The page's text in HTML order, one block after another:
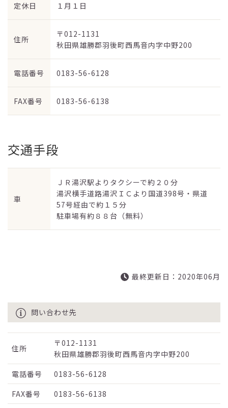
定休日 １月１日
住所
〒012-1131
秋田県雄勝郡羽後町西馬音内字中野200
電話番号 0183-56-6128
FAX番号 0183-56-6138
交通手段
車
ＪＲ湯沢駅よりタクシーで約２０分
湯沢横手道路湯沢ＩＣより国道398号・県道
57号経由で約１５分
駐車場有約８８台（無料）
最終更新日：2020年06月
問い合わせ先
住所
〒012-1131
秋田県雄勝郡羽後町西馬音内字中野200
電話番号
0183-56-6128
FAX番号
0183-56-6138